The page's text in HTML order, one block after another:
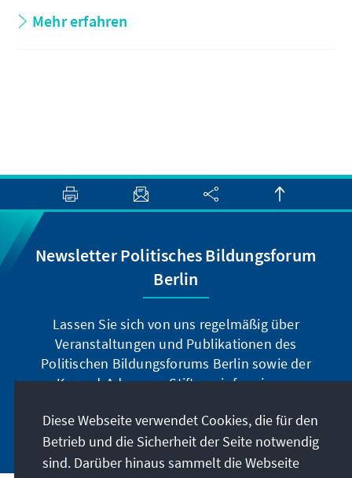
Mehr erfahren
Newsletter Politisches Bildungsforum
Berlin
Lassen Sie sich von uns regelmäßig über
Veranstaltungen und Publikationen des
Politischen Bildungsforums Berlin sowie der
Konrad-Adenauer-Stiftung informieren.
Jetzt abonnieren
Diese Webseite verwendet Cookies, die für den
Betrieb und die Sicherheit der Seite notwendig
sind. Darüber hinaus sammelt die Webseite